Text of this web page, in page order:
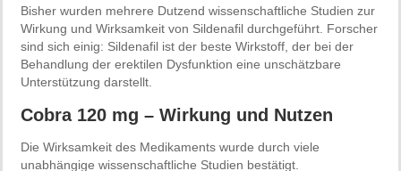
Bisher wurden mehrere Dutzend wissenschaftliche Studien zur
Wirkung und Wirksamkeit von Sildenafil durchgeführt. Forscher
sind sich einig: Sildenafil ist der beste Wirkstoff, der bei der
Behandlung der erektilen Dysfunktion eine unschätzbare
Unterstützung darstellt.
Cobra 120 mg – Wirkung und Nutzen
Die Wirksamkeit des Medikaments wurde durch viele
unabhängige wissenschaftliche Studien bestätigt.